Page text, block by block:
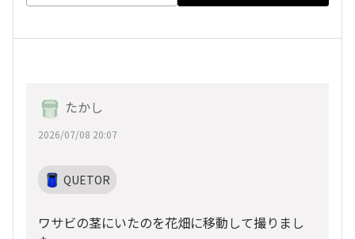
たかし
2026/07/08 20:07
QUETOR
ワサビの茎にいたのを花畑に移動して撮りまし